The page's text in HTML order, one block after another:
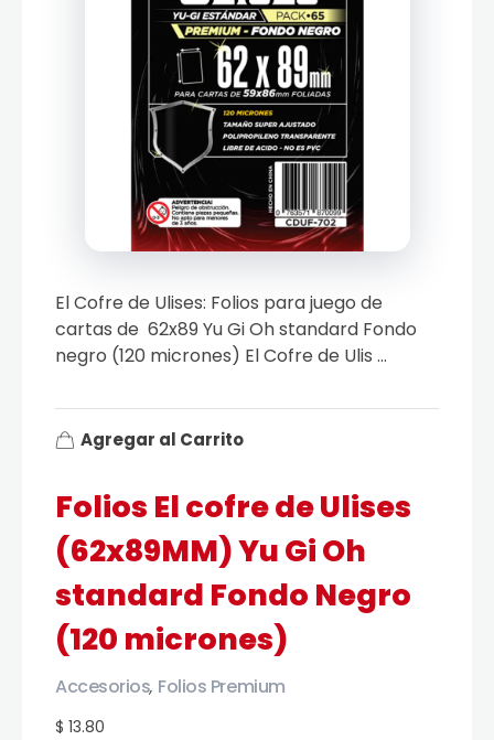
Folios El cofre de Ulises
(62x89MM) Yu Gi Oh
standard Fondo Negro
(120 micrones)
$ 13.80
Accesorios, Folios Premium
El Cofre de Ulises: Folios para juego de
cartas de 62x89 Yu Gi Oh standard Fondo
negro (120 micrones) El Cofre de Ulis ...
Agregar al Carrito